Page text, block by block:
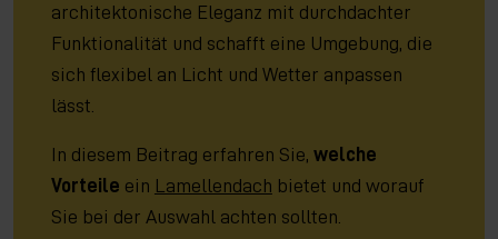
architektonische Eleganz mit durchdachter
Funktionalität und schafft eine Umgebung, die
sich flexibel an Licht und Wetter anpassen
lässt.
In diesem Beitrag erfahren Sie, welche
Vorteile ein Lamellendach bietet und worauf
Sie bei der Auswahl achten sollten.